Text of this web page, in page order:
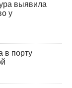
выявила
у
в порту